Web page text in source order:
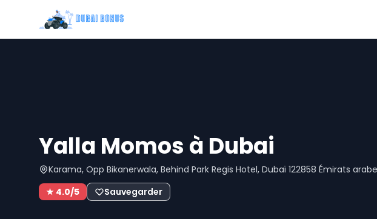
Yalla Momos à Dubai
Karama, Opp Bikanerwala, Behind Park Regis Hotel, Dubaï 122858 Émirats
★ 4.0/5
Sauvegarder